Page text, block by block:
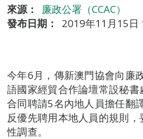
來源：
廉政公署（CCAC）
發布日期：
2019年11月15日
今年6月，傳新澳門協會向廉
語國家經貿合作論壇常設秘
合同聘請5名內地人員擔任翻
反優先聘用本地人員的規則
性調查。